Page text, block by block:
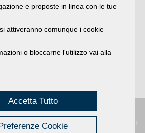
Argomenti:la storia delle notizie
quasi un rotocalco
registrata presso il Tribunale di
|
e proposte in linea con le tue
attiveranno comunque i cookie
o bloccarne l'utilizzo vai alla
Accetta Tutto
Cookie